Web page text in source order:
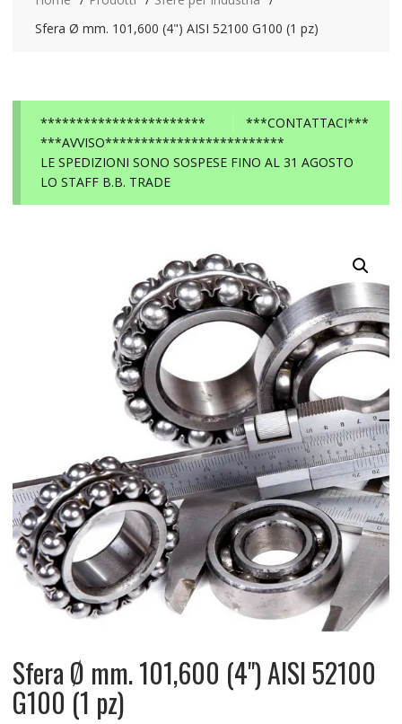
Sfera Ø mm. 101,600 (4") AISI 52100 G100 (1 pz)
***CONTATTACI***
***********************
***AVVISO*************************
LE SPEDIZIONI SONO SOSPESE FINO AL 31 AGOSTO
LO STAFF B.B. TRADE
Sfera Ø mm. 101,600 (4") AISI 52100
G100 (1 pz)